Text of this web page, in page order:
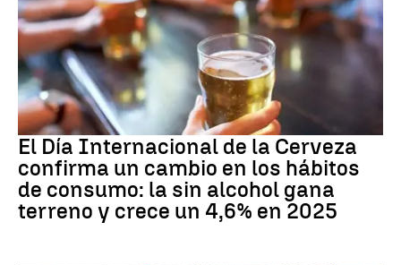
Día Internacional Cerveza
El Día Internacional de la Cerveza
confirma un cambio en los hábitos
de consumo: la sin alcohol gana
terreno y crece un 4,6% en 2025